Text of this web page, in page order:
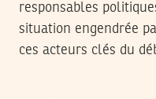
responsables
situation engendrée
ces acteurs clés du